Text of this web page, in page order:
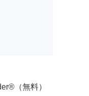
（無料）